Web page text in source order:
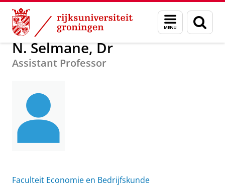
Skip
Content
Skip
Navigation
Menu
en
zoeken
Over ons N. Selmane, Dr
N. Selmane, Dr
Assistant Professor
Faculteit Economie en Bedrijfskunde